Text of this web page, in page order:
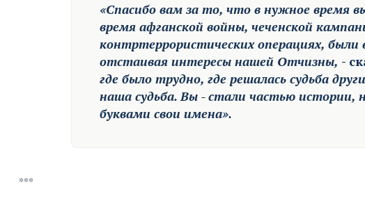
«Спасибо вам за то, что в нужное время
время афганской войны, чеченской
контртеррористических операциях, были
отстаивая интересы нашей Отчизны, -
где было трудно, где решалась судьба
наша судьба. Вы - стали частью истории,
буквами свои имена».
***